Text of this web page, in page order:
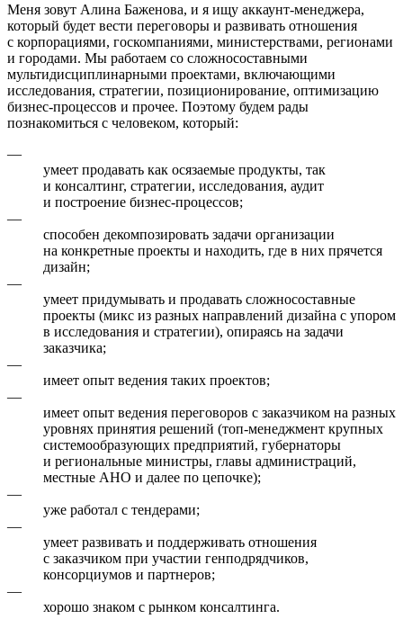
Меня зовут Алина Баженова, и я ищу аккаунт-менеджера,
который будет вести переговоры и развивать отношения
с корпорациями, госкомпаниями, министерствами, регионами
и городами. Мы работаем со сложносоставными
мультидисциплинарными проектами, включающими
исследования, стратегии, позиционирование, оптимизацию
бизнес-процессов и прочее. Поэтому будем рады
познакомиться с человеком, который:
—
умеет продавать как осязаемые продукты, так
и консалтинг, стратегии, исследования, аудит
и построение бизнес-процессов;
—
способен декомпозировать задачи организации
на конкретные проекты и находить, где в них прячется
дизайн;
—
умеет придумывать и продавать сложносоставные
проекты (микс из разных направлений дизайна с упором
в исследования и стратегии), опираясь на задачи
заказчика;
—
имеет опыт ведения таких проектов;
—
имеет опыт ведения переговоров с заказчиком на разных
уровнях принятия решений (топ-менеджмент крупных
системообразующих предприятий, губернаторы
и региональные министры, главы администраций,
местные АНО и далее по цепочке);
—
уже работал с тендерами;
—
умеет развивать и поддерживать отношения
с заказчиком при участии генподрядчиков,
консорциумов и партнеров;
—
хорошо знаком с рынком консалтинга.